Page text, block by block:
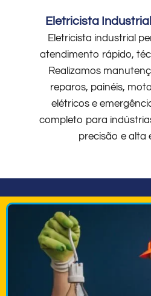
Eletricista
Eletricista industrial
atendimento rápido,
Realizamos
reparos, painéis,
elétricos e
completo para
precisão e alta